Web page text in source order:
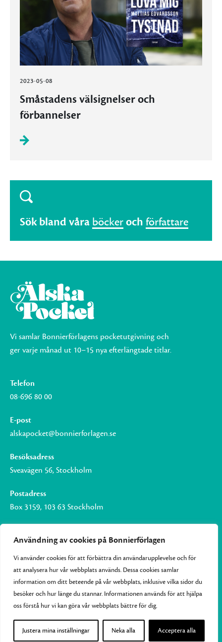
Användning av cookies på Bonnierförlagen
Vi använder cookies för att förbättra din användarupplevelse och för
att analysera hur vår webbplats används. Dessa cookies samlar
information om ditt beteende på vår webbplats, inklusive vilka sidor du
besöker och hur länge du stannar. Informationen används för att hjälpa
oss förstå hur vi kan göra vår webbplats bättre för dig.
Justera mina inställningar Neka alla Acceptera alla
2023-05-08
Småstadens välsignelser och
förbannelser
Sök bland våra böckeroch författare
Vi samlar Bonnierförlagens pocketutgivning och
ger varje månad ut 10–15 nya efterlängtade titlar.
Telefon
08-696 80 00
E-post
alskapocket@bonnierforlagen.se
Besöksadress
Sveavägen 56, Stockholm
Postadress
Box 3159, 103 63 Stockholm
Om Bonnierförlagen
Cookies
Integritetspolicy